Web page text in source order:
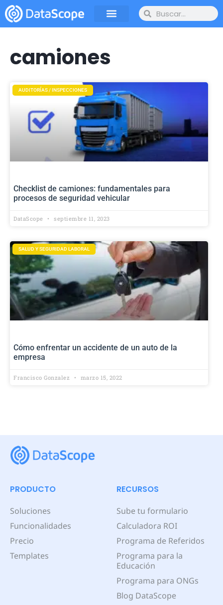
camiones
AUDITORÍAS / INSPECCIONES
Checklist de camiones: fundamentales para
procesos de seguridad vehicular
DataScope septiembre 11, 2023
SALUD Y SEGURIDAD LABORAL
Cómo enfrentar un accidente de un auto de la
empresa
Francisco Gonzalez marzo 15, 2022
PRODUCTO
Soluciones
Funcionalidades
Precio
Templates
RECURSOS
Sube tu formulario
Calculadora ROI
Programa de Referidos
Programa para la
Educación
Programa para ONGs
Blog DataScope